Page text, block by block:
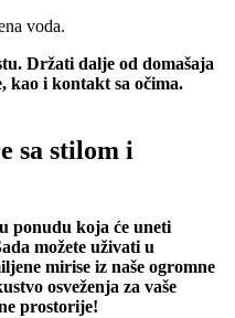
voda.
Držati dalje od domašaja
kao i kontakt sa očima.
sa stilom i
ponudu koja će uneti
možete uživati u
mirise iz naše ogromne
osveženja za vaše
prostorije!